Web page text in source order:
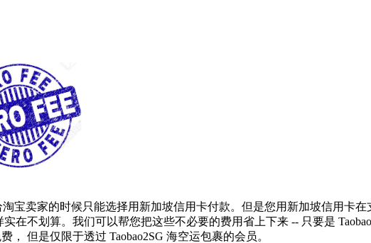
宝卖家的时候只能选择用新加坡信用卡付款。但是您用新加坡信用卡在
在不划算。我们可以帮您把这些不必要的费用省上下来 -- 只要是
但是仅限于透过 Taobao2SG 海空运包裹的会员。